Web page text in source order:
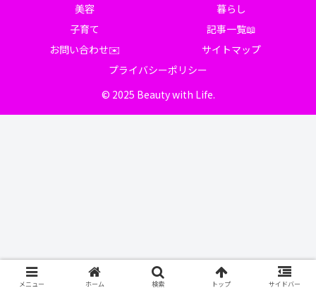
美容
暮らし
子育て
記事一覧📖
お問い合わせ✉️
サイトマップ
プライバシーポリシー
© 2025 Beauty with Life.
メニュー ホーム 検索 トップ サイドバー